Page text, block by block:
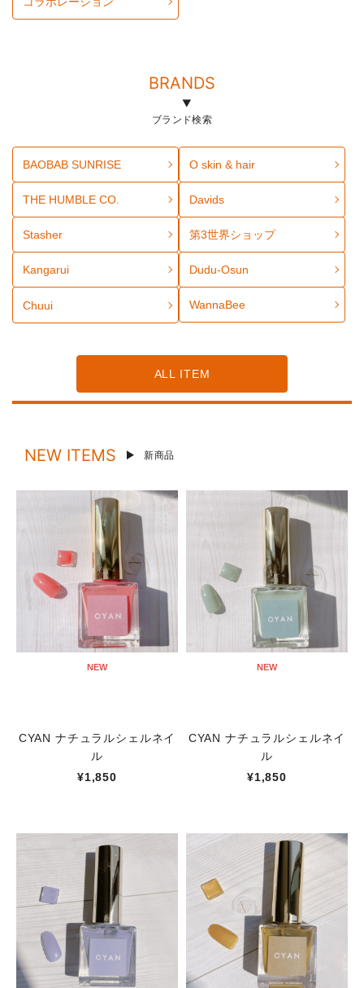
BRANDS
ブランド検索
BAOBAB SUNRISE O skin & hair
THE HUMBLE CO. Davids
Stasher 第3世界ショップ
Kangarui Dudu-Osun
Chuui WannaBee
ALL ITEM
NEW ITEMS 新商品
NEW
CYAN ナチュラルシェルネイ
ル
¥1,850
NEW
CYAN ナチュラルシェルネイ
ル
¥1,850